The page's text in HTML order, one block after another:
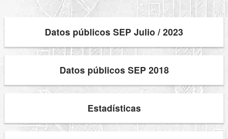
Datos públicos SEP Julio / 2023
Datos públicos SEP 2018
Estadísticas